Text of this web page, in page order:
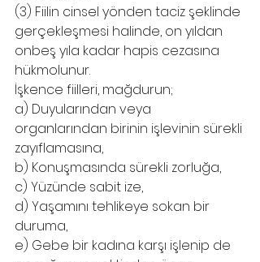
(3) Fiilin cinsel yönden taciz şeklinde
gerçekleşmesi halinde, on yıldan
onbeş yıla kadar hapis cezasına
hükmolunur.
İşkence fiilleri, mağdurun;
a) Duyularından veya
organlarından birinin işlevinin sürekli
zayıflamasına,
b) Konuşmasında sürekli zorluğa,
c) Yüzünde sabit ize,
d) Yaşamını tehlikeye sokan bir
duruma,
e) Gebe bir kadına karşı işlenip de